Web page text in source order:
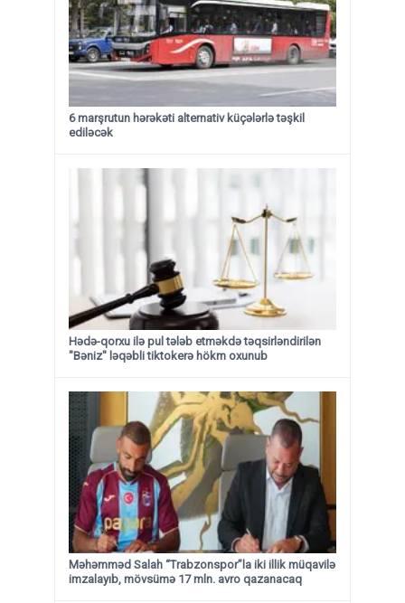
6 marşrutun hərəkəti alternativ küçələrlə təşkil
ediləcək
Hədə-qorxu ilə pul tələb etməkdə təqsirləndirilən
"Bəniz" ləqəbli tiktokerə hökm oxunub
Məhəmməd Salah “Trabzonspor”la iki illik müqavilə
imzalayıb, mövsümə 17 mln. avro qazanacaq